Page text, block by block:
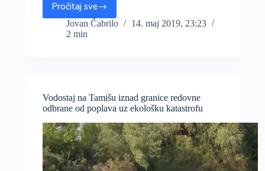
Pročitaj sve
Noćas
novi
talas
nema
mesta
od
četvrtka
toplije
Jovan Čabrilo
14. maj 2019, 23:23
2 min
Vodostaj na Tamišu iznad granice redovne
odbrane od poplava uz ekološku katastrofu